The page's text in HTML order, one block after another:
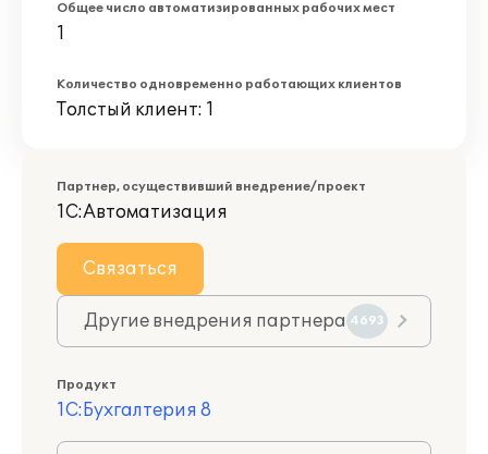
Общее число автоматизированных рабочих мест
1
Количество одновременно работающих клиентов
Толстый клиент: 1
Партнер, осуществивший внедрение/проект
1С:Автоматизация
Связаться
Другие внедрения партнера 4693
Продукт
1С:Бухгалтерия 8